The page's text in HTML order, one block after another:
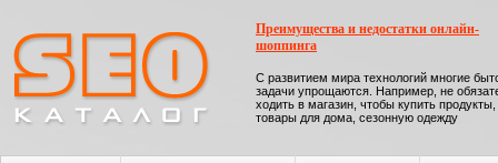
Преимущества и недостатки онлайн-
шоппинга
С развитием мира технологий многие
задачи упрощаются. Например, не
ходить в магазин, чтобы купить продукты,
товары для дома, сезонную одежду